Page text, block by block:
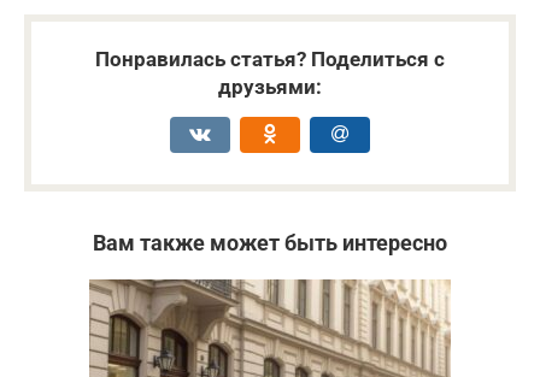
Понравилась статья? Поделиться с
друзьями:
Вам также может быть интересно